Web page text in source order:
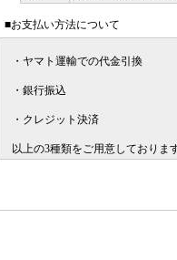
■お支払い方法について
・ヤマト運輸での代金引換
・銀行振込
・クレジット決済
以上の3種類をご用意しておりま